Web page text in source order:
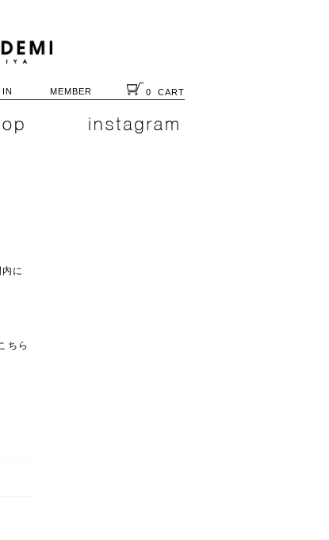
0 CART
IN MEMBER
に
ちら